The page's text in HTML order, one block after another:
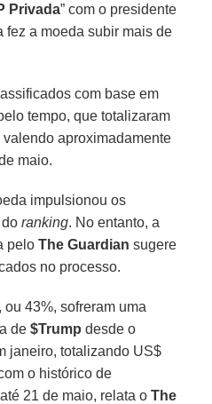
Privada” com o presidente
fez a moeda subir mais de
com base em
tempo, que totalizaram
aproximadamente
maio.
impulsionou os
doranking. No entanto, a
peloThe Guardian sugere
no processo.
43%, sofreram uma
de$Trump desde o
janeiro, totalizando US$
o histórico de
21 de maio, relata oThe